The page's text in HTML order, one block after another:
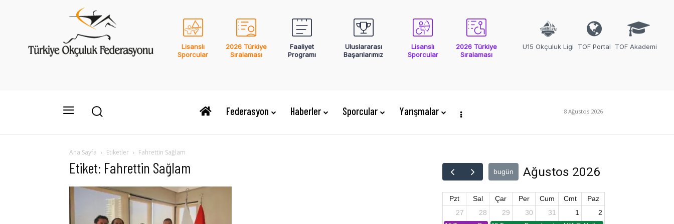
Lisanslı
Sporcular
2026 Türkiye
Sıralaması
Faaliyet
Programı
Uluslararası
Başarılarımız
Lisanslı
Sporcular
2026 Türkiye
Sıralaması
U15 Okçuluk Ligi TOF Portal TOF Akademi
Federasyon Haberler Sporcular Yarışmalar 8 Ağustos 2026
Ana Sayfa Etiketler Fahrettin Sağlam
Etiket: Fahrettin Sağlam bugün Ağustos 2026
Pzt Sal Çar Per Cum Cmt
Paz
27
28 29 30 31 1 2